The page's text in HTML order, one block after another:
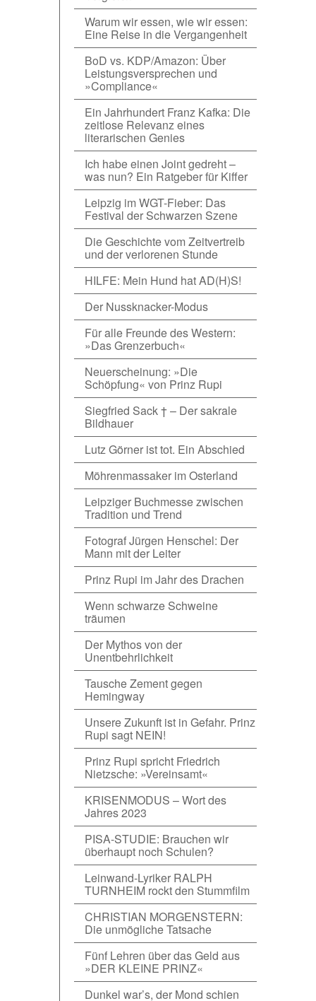
Warum wir essen, wie wir essen:
Eine Reise in die Vergangenheit
BoD vs. KDP/Amazon: Über
Leistungsversprechen und
»Compliance«
Ein Jahrhundert Franz Kafka: Die
zeitlose Relevanz eines
literarischen Genies
Ich habe einen Joint gedreht –
was nun? Ein Ratgeber für Kiffer
Leipzig im WGT-Fieber: Das
Festival der Schwarzen Szene
Die Geschichte vom Zeitvertreib
und der verlorenen Stunde
HILFE: Mein Hund hat AD(H)S!
Der Nussknacker-Modus
Für alle Freunde des Western:
»Das Grenzerbuch«
Neuerscheinung: »Die
Schöpfung« von Prinz Rupi
Siegfried Sack † – Der sakrale
Bildhauer
Lutz Görner ist tot. Ein Abschied
Möhrenmassaker im Osterland
Leipziger Buchmesse zwischen
Tradition und Trend
Fotograf Jürgen Henschel: Der
Mann mit der Leiter
Prinz Rupi im Jahr des Drachen
Wenn schwarze Schweine
träumen
Der Mythos von der
Unentbehrlichkeit
Tausche Zement gegen
Hemingway
Unsere Zukunft ist in Gefahr. Prinz
Rupi sagt NEIN!
Prinz Rupi spricht Friedrich
Nietzsche: »Vereinsamt«
KRISENMODUS – Wort des
Jahres 2023
PISA-STUDIE: Brauchen wir
überhaupt noch Schulen?
Leinwand-Lyriker RALPH
TURNHEIM rockt den Stummfilm
CHRISTIAN MORGENSTERN:
Die unmögliche Tatsache
Fünf Lehren über das Geld aus
»DER KLEINE PRINZ«
Dunkel war’s, der Mond schien